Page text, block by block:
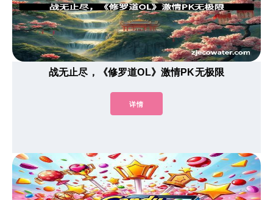
战无止尽，《修罗道OL》激情PK无极限
详情